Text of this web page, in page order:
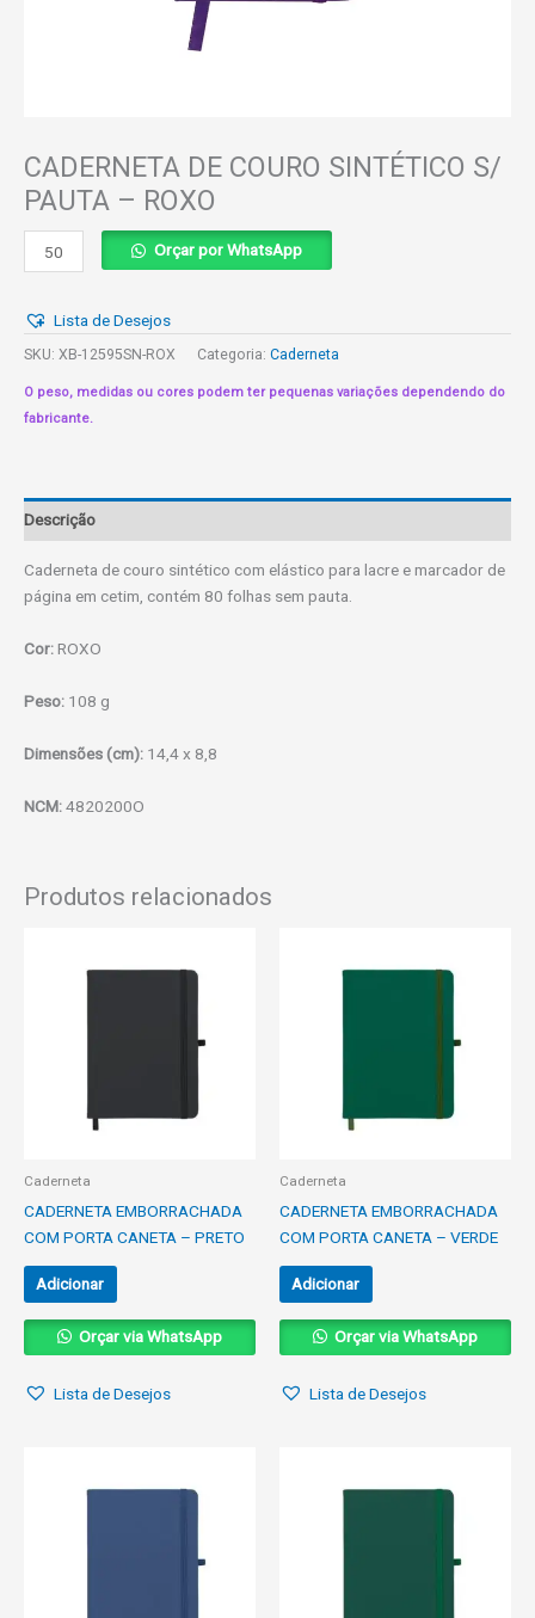
CADERNETA DE COURO SINTÉTICO S/
PAUTA – ROXO
CADERNETA
DE
SINTÉTICO
S/
-
ROXO
Orçar por WhatsApp
Lista de Desejos
SKU: XB-12595SN-ROX Categoria: Caderneta
O peso, medidas ou cores podem ter pequenas variações dependendo do
fabricante.
Descrição
Caderneta de couro sintético com elástico para lacre e marcador de
página em cetim, contém 80 folhas sem pauta.
Cor:ROXO
Peso: 108 g
Dimensões (cm): 14,4 x 8,8
NCM:4820200O
Produtos relacionados
Caderneta
CADERNETA EMBORRACHADA
COM PORTA CANETA – PRETO
Adicionar
Orçar via WhatsApp
Lista de Desejos
Caderneta
CADERNETA EMBORRACHADA
COM PORTA CANETA – VERDE
Adicionar
Orçar via WhatsApp
Lista de Desejos